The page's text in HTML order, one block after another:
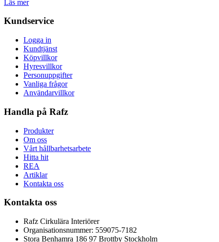
Läs mer
Kundservice
Logga in
Kundtjänst
Köpvillkor
Hyresvillkor
Personuppgifter
Vanliga frågor
Användarvillkor
Handla på Rafz
Produkter
Om oss
Vårt hållbarhetsarbete
Hitta hit
REA
Artiklar
Kontakta oss
Kontakta oss
Rafz Cirkulära Interiörer
Organisationsnummer: 559075-7182
Stora Benhamra 186 97 Brottby Stockholm